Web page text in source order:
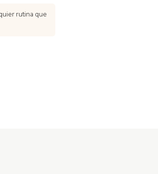
rutina que